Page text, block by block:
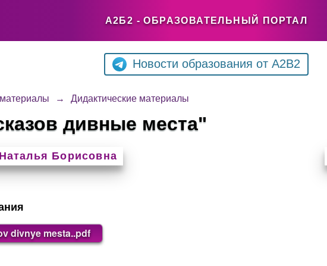
А2Б2 - ОБРАЗОВАТЕЛЬНЫЙ ПОРТАЛ
Новости образования от A2B2
→ Дидактические материалы
дивные места"
Борисовна
divnye mesta..pdf